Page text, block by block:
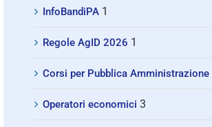
InfoBandiPA 1
Regole AgID 2026 1
Corsi per Pubblica Amministrazione
Operatori economici 3